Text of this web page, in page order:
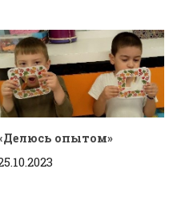
опытом»